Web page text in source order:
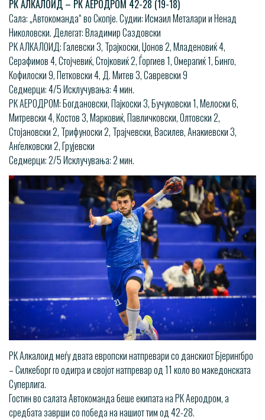
РК АЛКАЛОИД – РК АЕРОДРОМ 42-28 (19-18)
Сала: „Автокоманда“ во Скопје. Судии: Исмаил Металари и Ненад
Николовски. Делегат: Владимир Саздовски
РК АЛКАЛОИД: Галевски 3, Трајкоски, Џонов 2, Младеновиќ 4,
Серафимов 4, Стојчевиќ, Стојковиќ 2, Ѓоргиев 1, Омерагиќ 1, Бинго,
Кофилоски 9, Петковски 4, Д. Митев 3, Савревски 9
Седмерци: 4/5 Исклучувања: 4 мин.
РК АЕРОДРОМ: Богдановски, Пајкоски 3, Бучуковски 1, Мелоски 6,
Митревски 4, Костов 3, Марковиќ, Павличковски, Олтовски 2,
Стојановски 2, Трифуноски 2, Трајчевски, Василев, Анакиевски 3,
Анѓелковски 2, Грујевски
Седмерци: 2/5 Исклучувања: 2 мин.
РК Алкалоид меѓу двата европски натпревари со данскиот Бјерингбро
– Силкеборг го одигра и својот натпревар од 11 коло во македонската
Суперлига.
Гостин во салата Автокоманда беше екипата на РК Аеродром, а
средбата заврши со победа на нашиот тим од 42-28.